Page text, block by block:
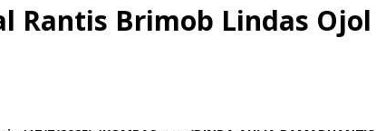
Rantis Brimob Lindas Ojol